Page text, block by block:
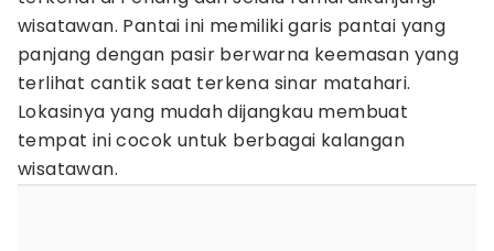
wisatawan. Pantai ini memiliki garis pantai yang
panjang dengan pasir berwarna keemasan yang
terlihat cantik saat terkena sinar matahari.
Lokasinya yang mudah dijangkau membuat
tempat ini cocok untuk berbagai kalangan
wisatawan.